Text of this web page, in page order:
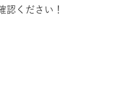
認ください！